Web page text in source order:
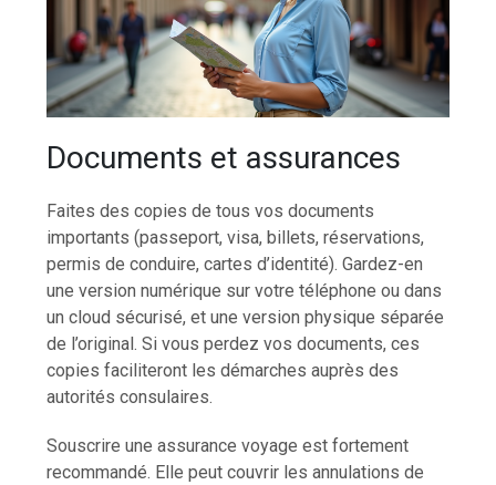
Documents et assurances
Faites des copies de tous vos documents
importants (passeport, visa, billets, réservations,
permis de conduire, cartes d’identité). Gardez-en
une version numérique sur votre téléphone ou dans
un cloud sécurisé, et une version physique séparée
de l’original. Si vous perdez vos documents, ces
copies faciliteront les démarches auprès des
autorités consulaires.
Souscrire une assurance voyage est fortement
recommandé. Elle peut couvrir les annulations de